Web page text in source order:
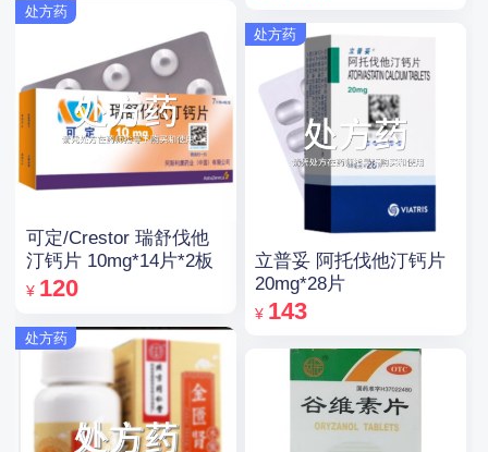
处方药
可定/Crestor 瑞舒伐他
汀钙片 10mg*14片*2板
¥ 120
处方药
处方药
立普妥 阿托伐他汀钙片
20mg*28片
¥ 143